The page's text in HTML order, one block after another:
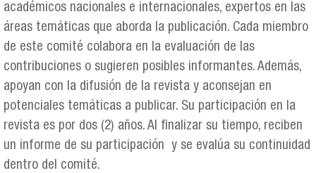
académicos nacionales e internacionales, expertos en las
áreas temáticas que aborda la publicación. Cada miembro
de este comité colabora en la evaluación de las
contribuciones o sugieren posibles informantes. Además,
apoyan con la difusión de la revista y aconsejan en
potenciales temáticas a publicar. Su participación en la
revista es por dos (2) años. Al finalizar su tiempo, reciben
un informe de su participación y se evalúa su continuidad
dentro del comité.